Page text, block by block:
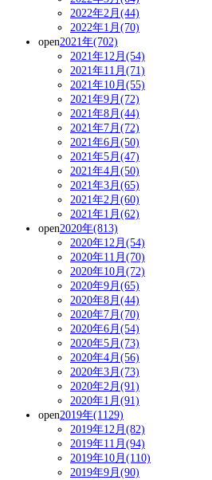
2022年2月(44)
2022年1月(70)
open2021年(702)
2021年12月(54)
2021年11月(71)
2021年10月(55)
2021年9月(72)
2021年8月(44)
2021年7月(72)
2021年6月(50)
2021年5月(47)
2021年4月(50)
2021年3月(65)
2021年2月(60)
2021年1月(62)
open2020年(813)
2020年12月(54)
2020年11月(70)
2020年10月(72)
2020年9月(65)
2020年8月(44)
2020年7月(70)
2020年6月(54)
2020年5月(73)
2020年4月(56)
2020年3月(73)
2020年2月(91)
2020年1月(91)
open2019年(1129)
2019年12月(82)
2019年11月(94)
2019年10月(110)
2019年9月(90)